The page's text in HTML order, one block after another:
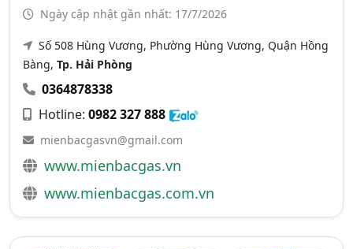
Ngày cập nhật gần nhất: 17/7/2026
Số 508 Hùng Vương, Phường Hùng Vương, Quận Hồng
Bàng, Tp. Hải Phòng
0364878338
Hotline: 0982 327 888
mienbacgasvn@gmail.com
www.mienbacgas.vn
www.mienbacgas.com.vn